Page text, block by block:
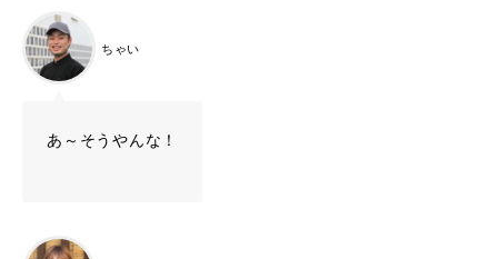
ちゃい
あ～そうやんな！